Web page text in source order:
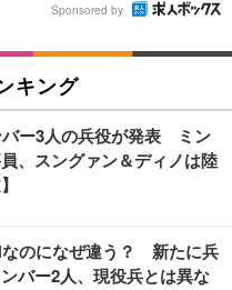
Sponsored by
キング
バー3人の兵役が発表 ミン
、スングァン＆ディノは陸
なのになぜ違う？ 新たに兵
バー2人、現役兵とは異な